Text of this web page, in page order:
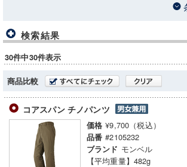
検索結果
30件中30件表示
商品比較
コアスパン チノパンツ
価格 ¥9,700（税込）
品番 #2105232
ブランド モンベル
【平均重量】482g